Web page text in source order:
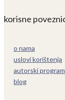
korisne
o nama
uslovi korištenja
autorski program
blog